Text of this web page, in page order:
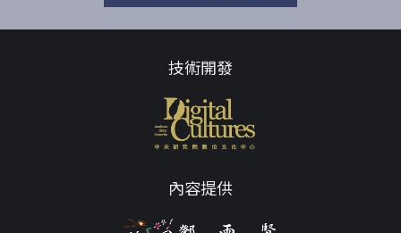
技術開發
內容提供